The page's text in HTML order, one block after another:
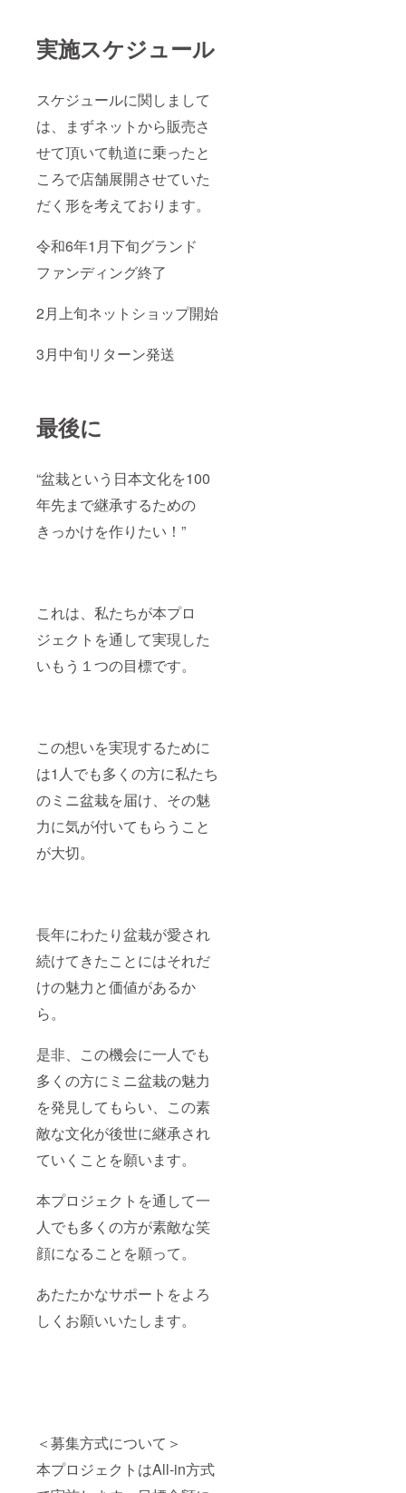
実施スケジュール
スケジュールに関しまして
は、まずネットから販売さ
せて頂いて軌道に乗ったと
ころで店舗展開させていた
だく形を考えております。
令和6年1月下旬グランド
ファンディング終了
2月上旬ネットショップ開始
3月中旬リターン発送
最後に
“盆栽という日本文化を100
年先まで継承するための
きっかけを作りたい！”
これは、私たちが本プロ
ジェクトを通して実現した
いもう１つの目標です。
この想いを実現するために
は1人でも多くの方に私たち
のミニ盆栽を届け、その魅
力に気が付いてもらうこと
が大切。
長年にわたり盆栽が愛され
続けてきたことにはそれだ
けの魅力と価値があるか
ら。
是非、この機会に一人でも
多くの方にミニ盆栽の魅力
を発見してもらい、この素
敵な文化が後世に継承され
ていくことを願います。
本プロジェクトを通して一
人でも多くの方が素敵な笑
顔になることを願って。
あたたかなサポートをよろ
しくお願いいたします。
＜募集方式について＞
本プロジェクトはAll-in方式